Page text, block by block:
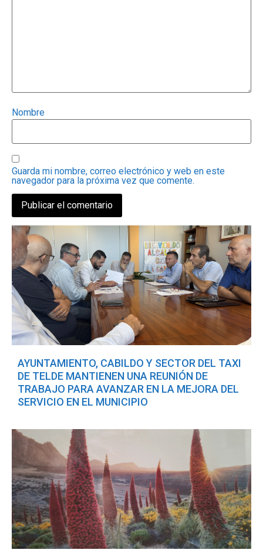
Nombre
Guarda mi nombre, correo electrónico y web en este
navegador para la próxima vez que comente.
AYUNTAMIENTO, CABILDO Y SECTOR DEL TAXI
DE TELDE MANTIENEN UNA REUNIÓN DE
TRABAJO PARA AVANZAR EN LA MEJORA DEL
SERVICIO EN EL MUNICIPIO